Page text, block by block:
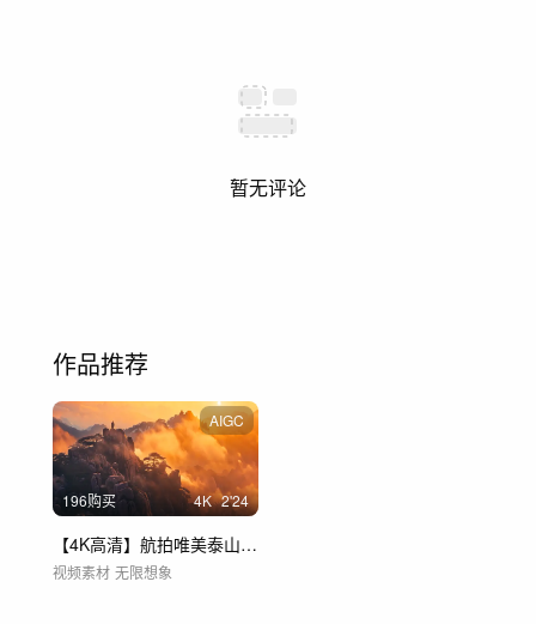
暂无评论
作品推荐
AIGC
196购买 4K 2'24
【4K高清】航拍唯美泰山合集
视频素材 无限想象